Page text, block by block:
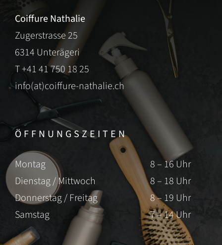
Coiffure Nathalie
Zugerstrasse 25
6314 Unterägeri
T+41 41 750 18 25
info(at)coiffure-nathalie.ch
ÖFFNUNGSZEITEN
Montag
8 – 16 Uhr
Dienstag / Mittwoch
8 – 18 Uhr
Donnerstag / Freitag
8 – 19 Uhr
Samstag
7 – 14 Uhr